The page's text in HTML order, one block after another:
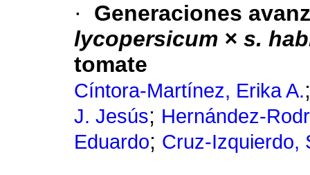
·
Generaciones
lycopersicum × s.
tomate
Cíntora-Martínez, Erika A.
J. Jesús; Hernández-
Eduardo; Cruz-Izquierdo,